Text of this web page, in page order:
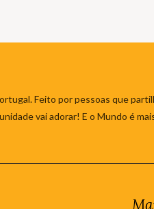
Feito por pessoas que
vai adorar! E o Mundo é